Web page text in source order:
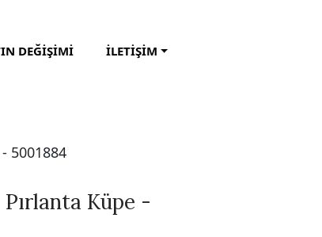
DEĞİŞİMİ İLETİŞİM
5001884
Küpe -